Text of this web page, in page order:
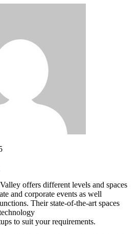
offers different levels and spaces
and corporate events as well
Their state-of-the-art spaces
to suit your requirements.